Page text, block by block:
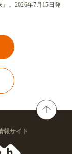
。2026年7月15日発
報サイト